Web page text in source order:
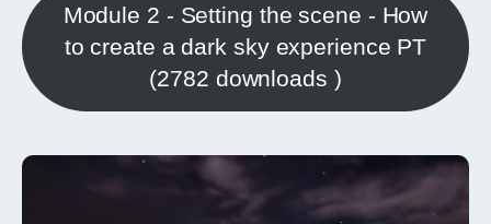
Module 2 - Setting the scene - How
to create a dark sky experience PT
(2782 downloads )